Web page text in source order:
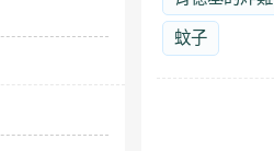
蚊子